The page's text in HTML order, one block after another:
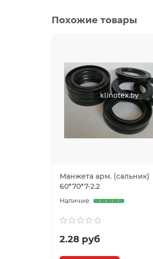
Похожие товары
Манжета арм. (сальник)
60*70*7-2.2
2.28 руб